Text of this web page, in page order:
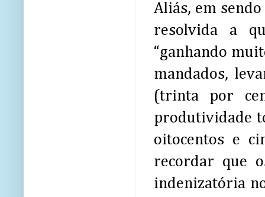
Aliás, em
resolvida a
“ganhando
mandados,
(trinta por
produtividade
oitocentos e
recordar que
indenizatória